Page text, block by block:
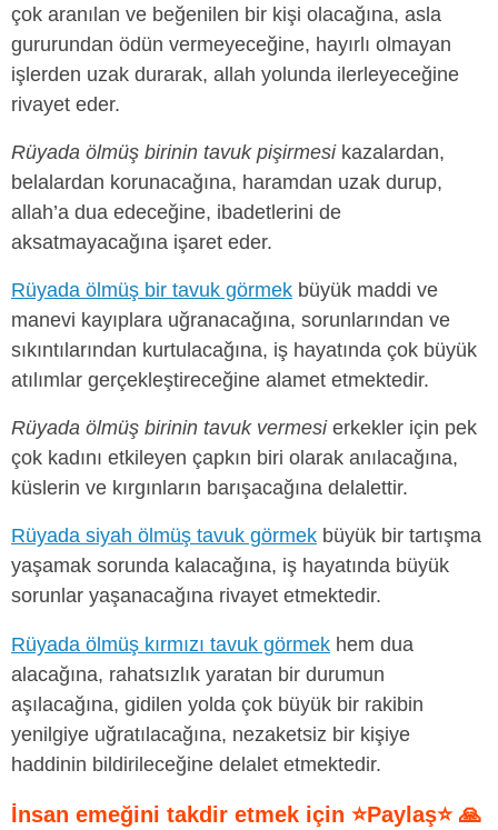
çok aranılan ve beğenilen bir kişi olacağına, asla
gururundan ödün vermeyeceğine, hayırlı olmayan
işlerden uzak durarak, allah yolunda ilerleyeceğine
rivayet eder.
Rüyada ölmüş birinin tavuk pişirmesikazalardan,
belalardan korunacağına, haramdan uzak durup,
allah’a dua edeceğine, ibadetlerini de
aksatmayacağına işaret eder.
Rüyada ölmüş bir tavuk görmek büyük maddi ve
manevi kayıplara uğranacağına, sorunlarından ve
sıkıntılarından kurtulacağına, iş hayatında çok büyük
atılımlar gerçekleştireceğine alamet etmektedir.
Rüyada ölmüş birinin tavuk vermesierkekler için pek
çok kadını etkileyen çapkın biri olarak anılacağına,
küslerin ve kırgınların barışacağına delalettir.
Rüyada siyah ölmüş tavuk görmek büyük bir tartışma
yaşamak sorunda kalacağına, iş hayatında büyük
sorunlar yaşanacağına rivayet etmektedir.
Rüyada ölmüş kırmızı tavuk görmek hem dua
alacağına, rahatsızlık yaratan bir durumun
aşılacağına, gidilen yolda çok büyük bir rakibin
yenilgiye uğratılacağına, nezaketsiz bir kişiye
haddinin bildirileceğine delalet etmektedir.
İnsan emeğini takdir etmek için ⭐Paylaş⭐ 🙏